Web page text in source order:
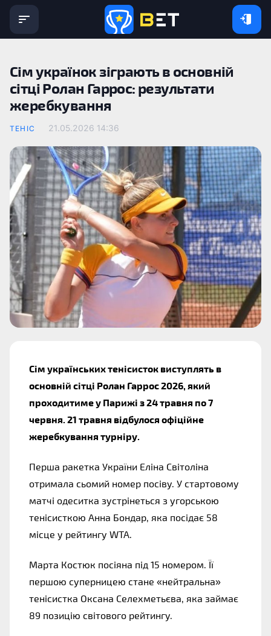
Сім українок зіграють в основній
сітці Ролан Гаррос: результати
жеребкування
ТЕНІС 21.05.2026 14:36
Сім українських тенісисток виступлять в
основній сітці Ролан Гаррос 2026, який
проходитиме у Парижі з 24 травня по 7
червня. 21 травня відбулося офіційне
жеребкування турніру.
Перша ракетка України Еліна Світоліна
отримала сьомий номер посіву. У стартовому
матчі одеситка зустрінеться з угорською
тенісисткою Анна Бондар, яка посідає 58
місце у рейтингу WTA.
Марта Костюк посіяна під 15 номером. Її
першою суперницею стане «нейтральна»
тенісистка Оксана Селехметьєва, яка займає
89 позицію світового рейтингу.